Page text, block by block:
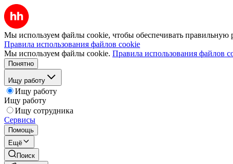
Мы используем файлы cookie, чтобы обеспечивать правильную
Правила использования файлов cookie
Мы используем файлы cookie. Правила использования файлов
Понятно
Ищу работу
Ищу работу
Ищу работу
Ищу сотрудника
Сервисы
Помощь
Ещё
Поиск